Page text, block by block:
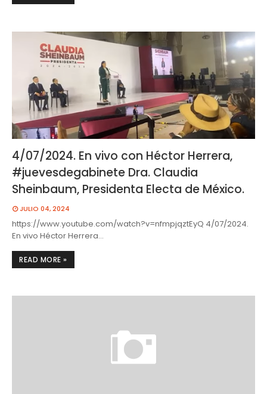
4/07/2024. En vivo con Héctor Herrera,
#juevesdegabinete Dra. Claudia
Sheinbaum, Presidenta Electa de México.
JULIO 04, 2024
https://www.youtube.com/watch?v=nfmpjqztEyQ 4/07/2024.
En vivo Héctor Herrera…
READ MORE »